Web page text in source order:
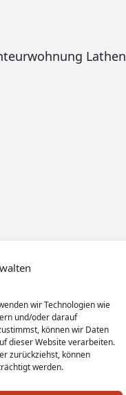
wir Technologien wie
und/oder darauf
können wir Daten
dieser Website verarbeiten.
zurückziehst, können
werden.
Lathen